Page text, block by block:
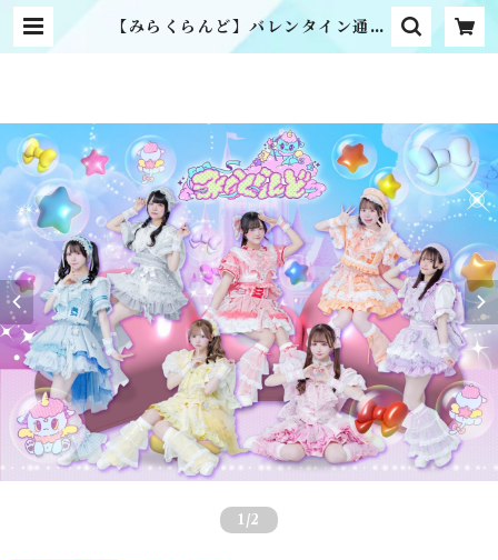
【みらくらんど】バレンタイン通販
2026 | MME official online s
1 /2